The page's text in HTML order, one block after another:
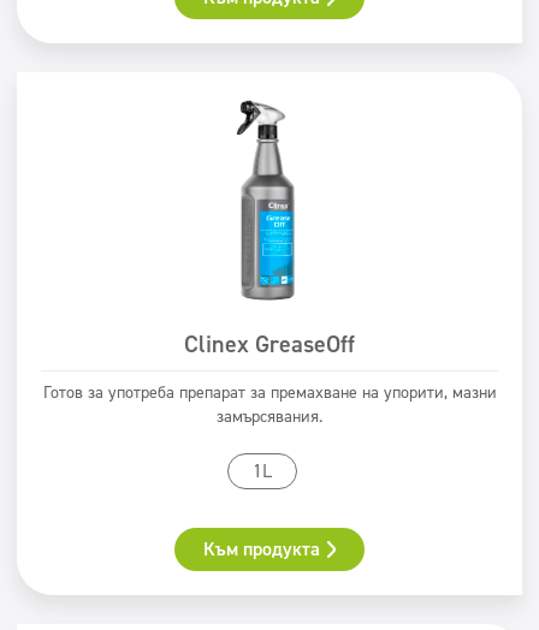
Clinex GreaseOff
Готов за употреба препарат за премахване на упорити, мазни
замърсявания.
1L
Към продукта